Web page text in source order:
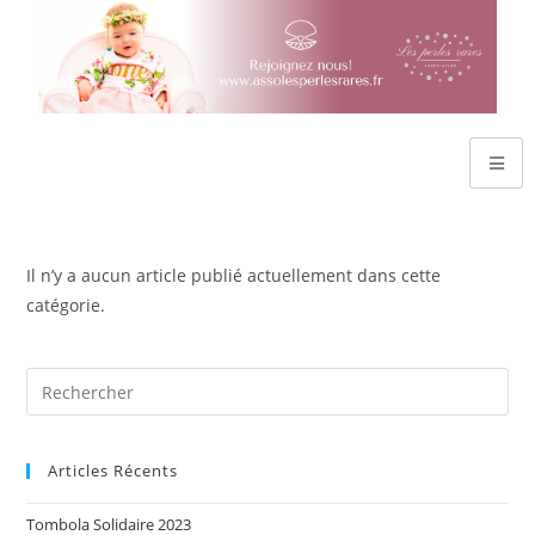
Il n’y a aucun article publié actuellement dans cette
catégorie.
Articles Récents
Tombola Solidaire 2023